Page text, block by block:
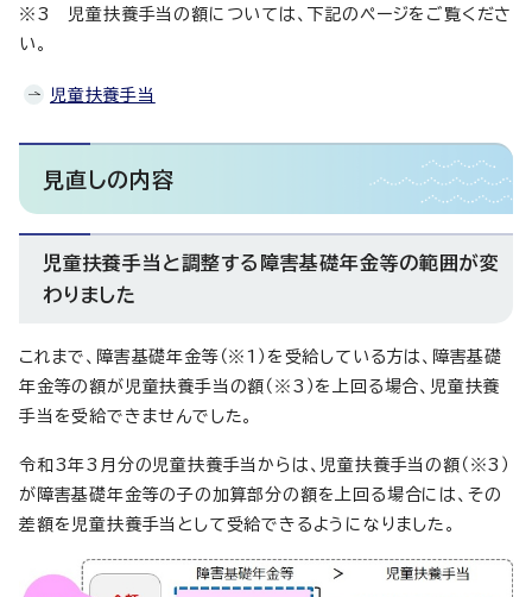
※3 児童扶養手当の額については、下記のページをご覧くださ
い。
児童扶養手当
見直しの内容
児童扶養手当と調整する障害基礎年金等の範囲が変
わりました
これまで、障害基礎年金等（※1）を受給している方は、障害基礎
年金等の額が児童扶養手当の額（※3）を上回る場合、児童扶養
手当を受給できませんでした。
令和3年3月分の児童扶養手当からは、児童扶養手当の額（※3）
が障害基礎年金等の子の加算部分の額を上回る場合には、その
差額を児童扶養手当として受給できるようになりました。